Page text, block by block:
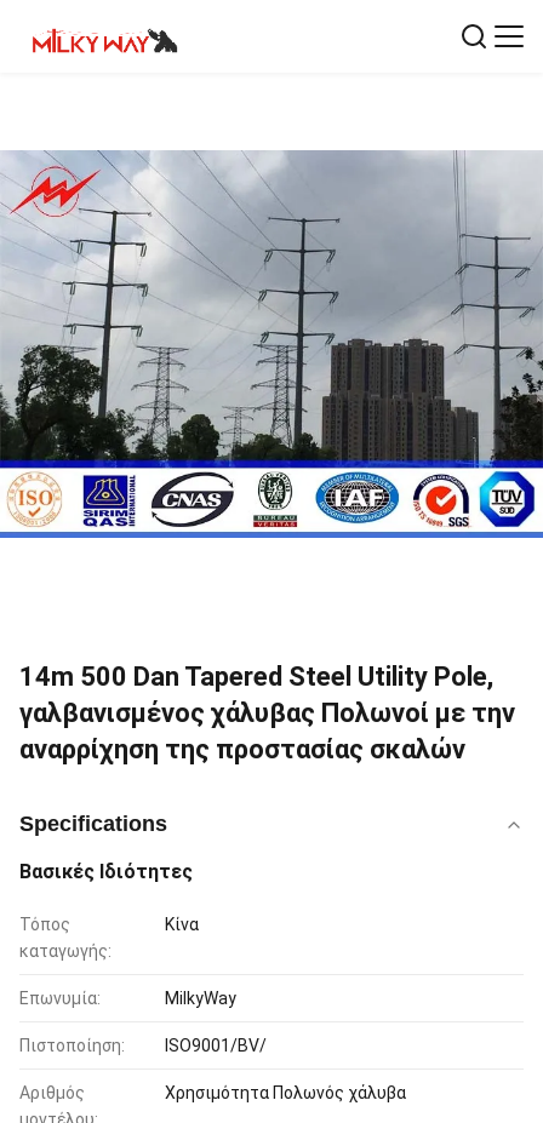
14m 500 Dan Tapered Steel Utility Pole,
γαλβανισμένος χάλυβας Πολωνοί με την
αναρρίχηση της προστασίας σκαλών
Specifications
Βασικές Ιδιότητες
Τόπος
καταγωγής:
Κίνα
Επωνυμία: MilkyWay
Πιστοποίηση: ISO9001/BV/
Αριθμός
Χρησιμότητα Πολωνός χάλυβα